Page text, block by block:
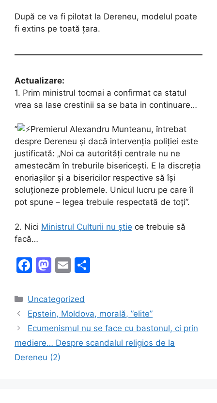
După ce va fi pilotat la Dereneu, modelul poate
fi extins pe toată țara.
Actualizare:
1. Prim ministrul tocmai a confirmat ca statul
vrea sa lase crestinii sa se bata in continuare…
”
Premierul Alexandru Munteanu, întrebat
despre Dereneu și dacă intervenția poliției este
justificată: „Noi ca autorități centrale nu ne
amestecăm în treburile bisericești. E la discreția
enoriașilor și a bisericilor respective să își
soluționeze problemele. Unicul lucru pe care îl
pot spune – legea trebuie respectată de toți”.
2. Nici Ministrul Culturii nu știe ce trebuie să
facă…
F
c
e
b
o
o
M
st
o
d
o
n
E
ai
l
e
Categories
Uncategorized
Epstein, Moldova, morală, ”elite”
Ecumenismul nu se face cu bastonul, ci prin
mediere… Despre scandalul religios de la
Dereneu (2)